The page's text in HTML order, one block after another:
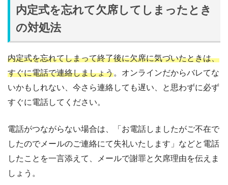
内定式を忘れて欠席してしまったとき
の対処法
内定式を忘れてしまって終了後に欠席に気づいたときは、
すぐに電話で連絡しましょう。オンラインだからバレてな
いかもしれない、今さら連絡しても遅い、と思わずに必ず
すぐに電話してください。
電話がつながらない場合は、「お電話しましたがご不在で
したのでメールのご連絡にて失礼いたします」などと電話
したことを一言添えて、メールで謝罪と欠席理由を伝えま
しょう。